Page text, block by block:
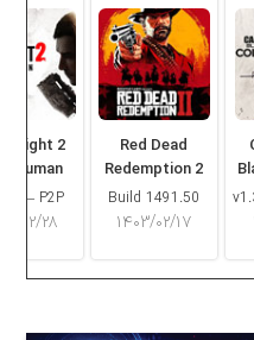
Red Dead
Redemption 2
Build 1491.50
۱۴۰۳/۰۲/۱۷
Light 2
Human
– P2P
۱۴۰۳/